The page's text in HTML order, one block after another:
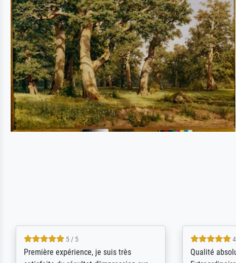
4.5 / 5
ik beoordeel Meisterdrucke zeer
Wow....ich